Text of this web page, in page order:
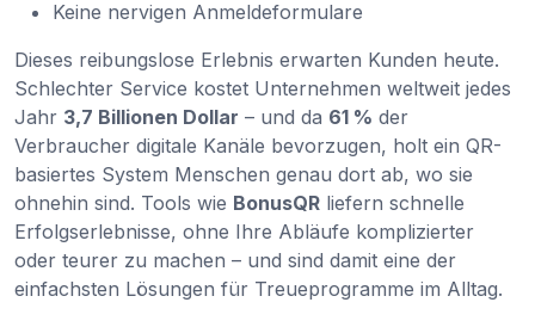
Keine nervigen Anmeldeformulare
Dieses reibungslose Erlebnis erwarten Kunden heute.
Schlechter Service kostet Unternehmen weltweit jedes
Jahr 3,7 Billionen Dollar – und da 61 % der
Verbraucher digitale Kanäle bevorzugen, holt ein QR-
basiertes System Menschen genau dort ab, wo sie
ohnehin sind. Tools wie BonusQR liefern schnelle
Erfolgserlebnisse, ohne Ihre Abläufe komplizierter
oder teurer zu machen – und sind damit eine der
einfachsten Lösungen für Treueprogramme im Alltag.